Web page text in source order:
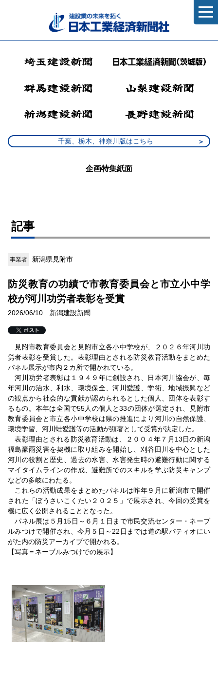
千葉、栃木、神奈川版はこちら
企画特集紙面
記事
事業者 新潟県見附市
防災教育の功績で市教育委員会と市立小中学
校が河川功労者表彰を受賞
2026/06/10 新潟建設新聞
見附市教育委員会と見附市立各小中学校が、２０２６年河川功
労者表彰を受賞した。表彰理由とされる防災教育活動をまとめた
パネル展示が市内２カ所で開かれている。
河川功労者表彰は１９４９年に創設され、日本河川協会が、毎
年河川の治水、利水、環境保全、河川愛護、学術、地域振興など
の観点から社会的な貢献が認められるとした個人、団体を表彰す
るもの。本年は全国で55人の個人と33の団体が選定され、見附市
教育委員会と市立各小中学校は県の推進により河川の自然保護、
環境学習、河川蛙愛護等の活動が顕著として受賞が決定した。
表彰理由とされる防災教育活動は、２００４年７月13日の新潟
福島豪雨災害を契機に取り組みを開始し、刈谷田川を中心とした
河川の役割と歴史、過去の水害、水害発生時の避難行動に関する
マイタイムラインの作成、避難所でのスキルを学ぶ防災キャンプ
などの多岐にわたる。
これらの活動成果をまとめたパネルは昨年９月に新潟市で開催
された「ぼうさいこくたい２０２５」で展示され、今回の受賞を
機に広く公開されることとなった。
パネル展は５月15日～６月１日まで市民交流センター・ネーブ
ルみつけで開催され、今月５日～22日までは道の駅パティオにい
がた内の防災アーカイブで開かれる。
【写真＝ネーブルみつけでの展示】